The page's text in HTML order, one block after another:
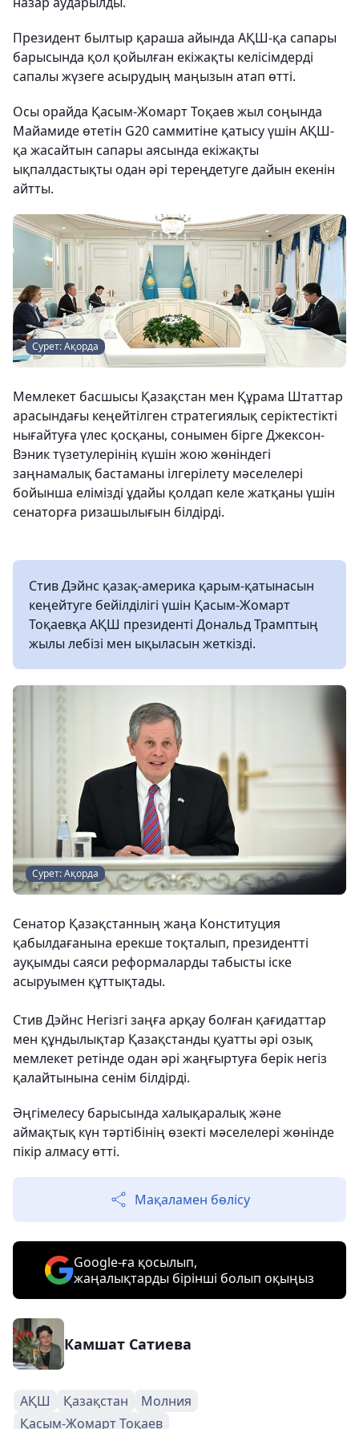
Президент былтыр қараша айында АҚШ-қа сапары
барысында қол қойылған екіжақты келісімдерді
сапалы жүзеге асырудың маңызын атап өтті.
Осы орайда Қасым-Жомарт Тоқаев жыл соңында
Майамиде өтетін G20 саммитіне қатысу үшін АҚШ-
қа жасайтын сапары аясында екіжақты
ықпалдастықты одан әрі тереңдетуге дайын екенін
айтты.
Сурет: Ақорда
Мемлекет басшысы Қазақстан мен Құрама Штаттар
арасындағы кеңейтілген стратегиялық серіктестікті
нығайтуға үлес қосқаны, сонымен бірге Джексон-
Вэник түзетулерінің күшін жою жөніндегі
заңнамалық бастаманы ілгерілету мәселелері
бойынша елімізді ұдайы қолдап келе жатқаны үшін
сенаторға ризашылығын білдірді.
Стив Дэйнс қазақ-америка қарым-қатынасын
кеңейтуге бейілділігі үшін Қасым-Жомарт
Тоқаевқа АҚШ президенті Дональд Трамптың
жылы лебізі мен ықыласын жеткізді.
Сурет: Ақорда
Сенатор Қазақстанның жаңа Конституция
қабылдағанына ерекше тоқталып, президентті
ауқымды саяси реформаларды табысты іске
асыруымен құттықтады.
Стив Дэйнс Негізгі заңға арқау болған қағидаттар
мен құндылықтар Қазақстанды қуатты әрі озық
мемлекет ретінде одан әрі жаңғыртуға берік негіз
қалайтынына сенім білдірді.
Әңгімелесу барысында халықаралық және
аймақтық күн тәртібінің өзекті мәселелері жөнінде
пікір алмасу өтті.
Мақаламен бөлісу
Google-ға қосылып,
жаңалықтарды бірінші болып оқыңыз
Камшат Сатиева
АҚШ Қазақстан
Молния
Қасым-Жомарт Тоқаев